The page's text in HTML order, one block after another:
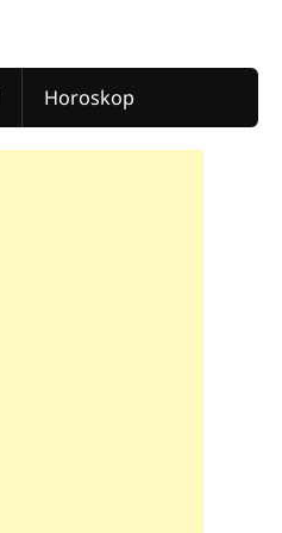
Horoskop